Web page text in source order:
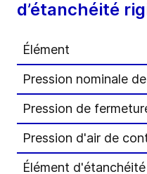
d’étanchéité
Élément
Pression nominale
Pression de
Pression d'air de
Élément